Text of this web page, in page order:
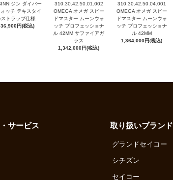
ジン ダイバー
ッチ テキスタイ
ストラップ仕様
円(税込)
310.30.42.50.01.002
OMEGA オメガ スピー
ドマスター ムーンウォ
ッチ プロフェッショナ
ル 42MM サファイアガ
ラス
1,342,000円(税込)
310.30.42.50.04.001
OMEGA オメガ スピー
ドマスター ムーンウォ
ッチ プロフェッショナ
ル 42MM
1,364,000円(税込)
サービス 取り扱いブランド
グランドセイコー
シチズン
セイコー